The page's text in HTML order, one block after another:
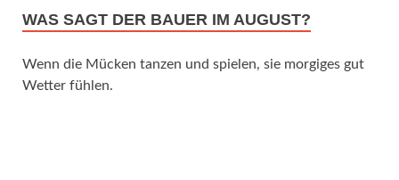
WAS SAGT DER BAUER IM AUGUST?
Wenn die Mücken tanzen und spielen, sie morgiges gut
Wetter fühlen.